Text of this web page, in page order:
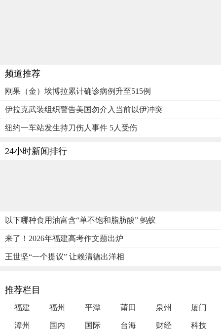
频道推荐
刚果（金）埃博拉累计确诊病例升至515例
伊拉克武装组织警告美国勿介入当前以伊冲突
纽约一车站发生持刀伤人事件 5人受伤
24小时新闻排行
以下哪种食用油富含“单不饱和脂肪酸” 蚂蚁
来了！2026年福建高考作文题出炉
王世坚“一个提议” 让赖清德出洋相
推荐栏目
福建 福州 平潭 莆田 泉州 厦门
漳州 国内 国际 台海 财经 科技